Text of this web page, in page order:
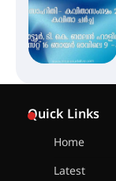
Quick Links
Home
Latest